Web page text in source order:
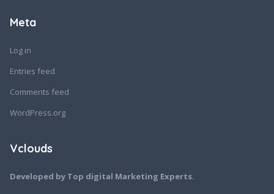
Meta
Log in
Entries feed
Comments feed
WordPress.org
Vclouds
Developed by Top digital Marketing Experts.